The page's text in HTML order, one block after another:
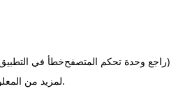
خطأ في(راجع وحدة تحكم المتصفح
لمزيد من.